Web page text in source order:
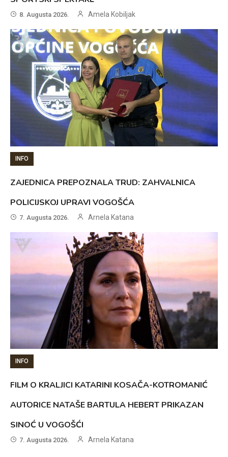
8. Augusta 2026. Amela Kobiljak
INFO
ZAJEDNICA PREPOZNALA TRUD: ZAHVALNICA
POLICIJSKOJ UPRAVI VOGOŠĆA
7. Augusta 2026. Arnela Katana
INFO
FILM O KRALJICI KATARINI KOSAČA-KOTROMANIĆ
AUTORICE NATAŠE BARTULA HEBERT PRIKAZAN
SINOĆ U VOGOŠĆI
7. Augusta 2026. Arnela Katana